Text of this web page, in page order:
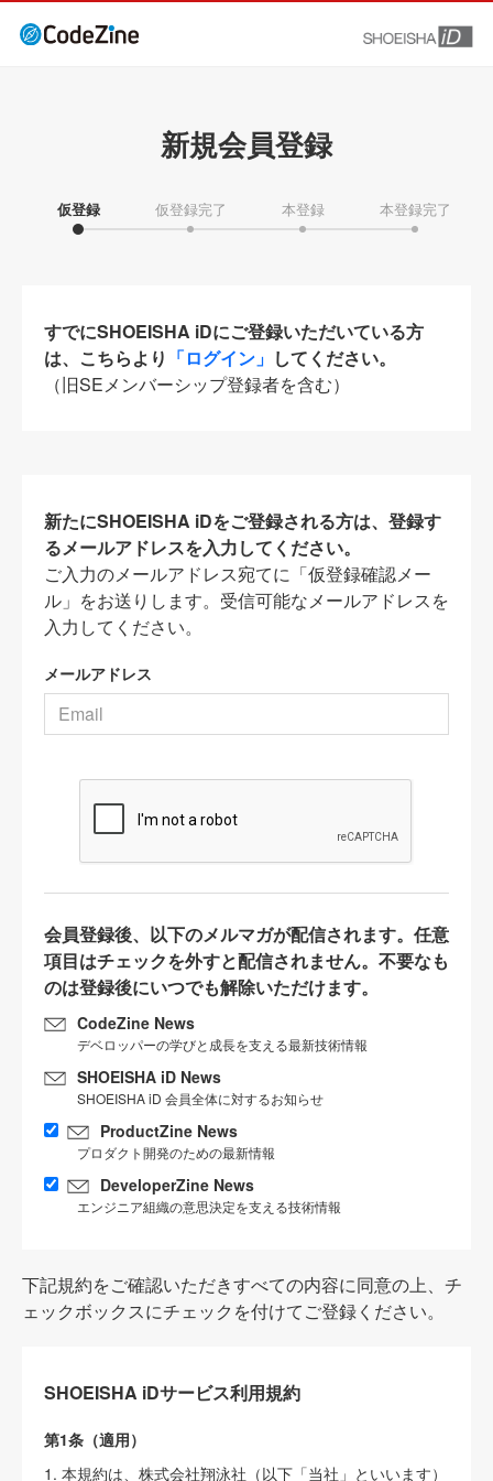
新規会員登録
仮登録 仮登録完了 本登録 本登録完了
すでにSHOEISHA iDにご登録いただいている方
は、こちらより 「ログイン」 してください。
（旧SEメンバーシップ登録者を含む）
新たにSHOEISHA iDをご登録される方は、登録す
るメールアドレスを入力してください。
ご入力のメールアドレス宛てに「仮登録確認メー
ル」をお送りします。受信可能なメールアドレスを
入力してください。
メールアドレス
会員登録後、以下のメルマガが配信されます。任意
項目はチェックを外すと配信されません。不要なも
のは登録後にいつでも解除いただけます。
CodeZine News
デベロッパーの学びと成長を支える最新技術情報
SHOEISHA iD News
SHOEISHA iD 会員全体に対するお知らせ
ProductZine News
プロダクト開発のための最新情報
DeveloperZine News
エンジニア組織の意思決定を支える技術情報
下記規約をご確認いただきすべての内容に同意の上、チ
ェックボックスにチェックを付けてご登録ください。
SHOEISHA iDサービス利用規約
第1条（適用）
1. 本規約は、株式会社翔泳社（以下「当社」といいます）